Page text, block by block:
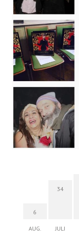
6
AUG.
34
JULI